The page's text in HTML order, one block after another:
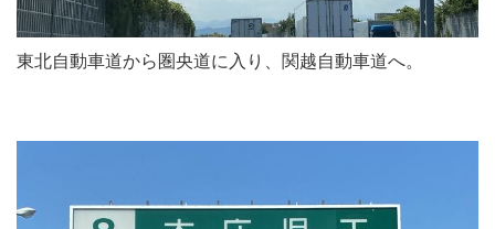
東北自動車道から圏央道に入り、関越自動車道へ。